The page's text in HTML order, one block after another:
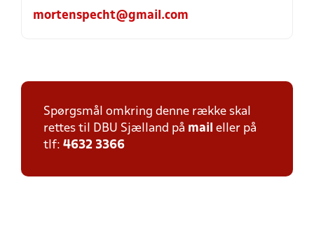
mortenspecht@gmail.com
Spørgsmål omkring denne række skal
rettes til DBU Sjælland på mail eller på
tlf: 4632 3366